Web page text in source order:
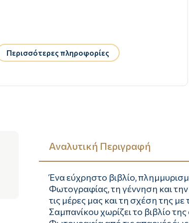
Περισσότερες πληροφορίες
Αναλυτική Περιγραφή
Ένα εύχρηστο βιβλίο,
Φωτογραφίας, τη γέννηση και
τις μέρες μας και τη σχέση της
Σαμπανίκου χωρίζει το βιβλίο